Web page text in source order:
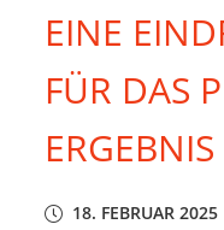
EINE
FÜR DAS
ERGEBNIS
18. FEBRUAR 2025